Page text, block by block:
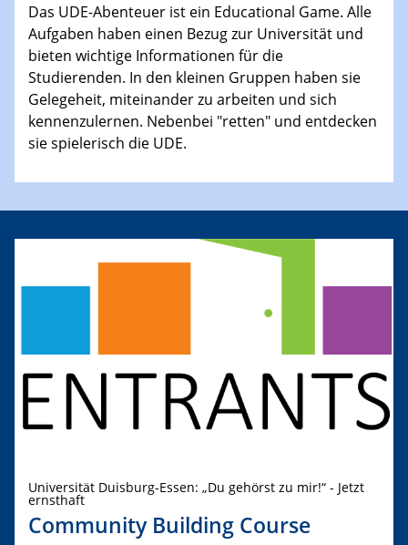
Das UDE-Abenteuer ist ein Educational Game. Alle
Aufgaben haben einen Bezug zur Universität und
bieten wichtige Informationen für die
Studierenden. In den kleinen Gruppen haben sie
Gelegeheit, miteinander zu arbeiten und sich
kennenzulernen. Nebenbei "retten" und entdecken
sie spielerisch die UDE.
Universität Duisburg-Essen: „Du gehörst zu mir!“ - Jetzt
ernsthaft
Community Building Course